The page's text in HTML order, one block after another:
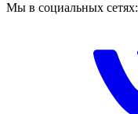
Мы в социальных сетях: